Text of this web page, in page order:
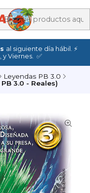
al siguiente día hábil. ⚡
y Viernes. ✅
Leyendas PB 3.0
3.0 - Reales)